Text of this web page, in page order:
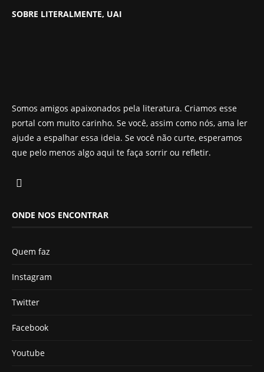
SOBRE LITERALMENTE, UAI
Somos amigos apaixonados pela literatura. Criamos esse
portal com muito carinho. Se você, assim como nós, ama ler
ajude a espalhar essa ideia. Se você não curte, esperamos
que pelo menos algo aqui te faça sorrir ou refletir.
ONDE NOS ENCONTRAR
Quem faz
Instagram
Twitter
Facebook
Youtube